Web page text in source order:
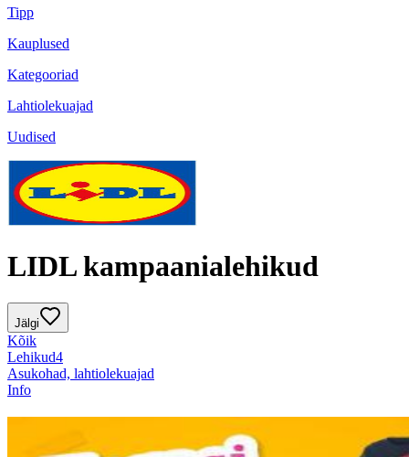
Tipp
Kauplused
Kategooriad
Lahtiolekuajad
Uudised
LIDL kampaanialehikud
Jälgi
Kõik
Lehikud4
Asukohad, lahtiolekuajad
Info